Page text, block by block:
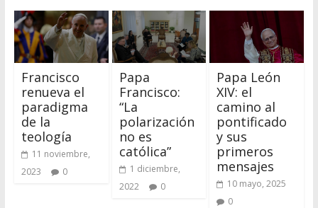
Francisco
renueva el
paradigma
de la
teología
11 noviembre,
2023
0
Papa
Francisco:
“La
polarización
no es
católica”
1 diciembre,
2022
0
Papa León
XIV: el
camino al
pontificado
y sus
primeros
mensajes
10 mayo, 2025
0